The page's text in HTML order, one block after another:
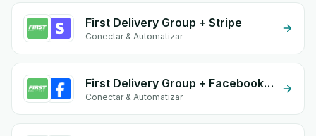
First Delivery Group + Stripe
Conectar & Automatizar
First Delivery Group + Facebook Comments
Conectar & Automatizar